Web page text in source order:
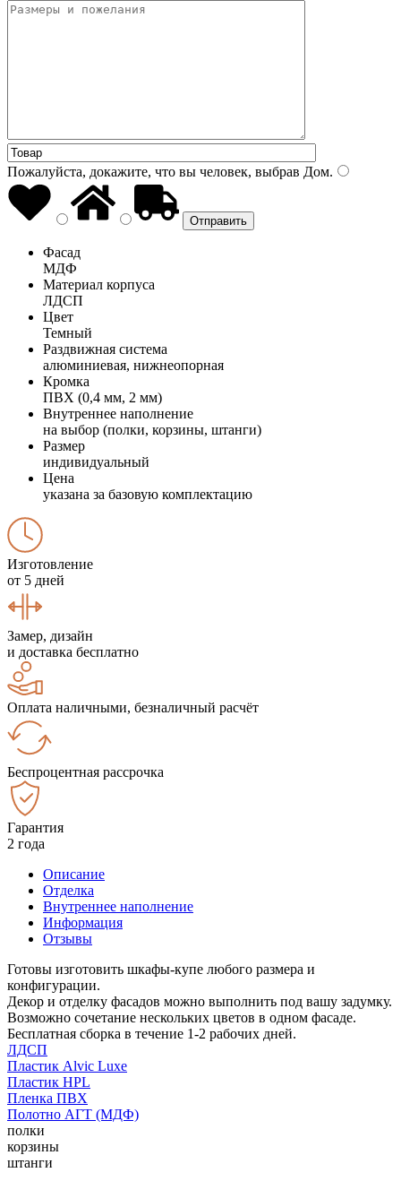
Пожалуйста, докажите, что вы человек, выбрав Дом.
Фасад
МДФ
Материал корпуса
ЛДСП
Цвет
Темный
Раздвижная система
алюминиевая, нижнеопорная
Кромка
ПВХ (0,4 мм, 2 мм)
Внутреннее наполнение
на выбор (полки, корзины, штанги)
Размер
индивидуальный
Цена
указана за базовую комплектацию
Изготовление
от 5 дней
Замер, дизайн
и доставка бесплатно
Оплата наличными, безналичный расчёт
Беспроцентная рассрочка
Гарантия
2 года
Описание
Отделка
Внутреннее наполнение
Информация
Отзывы
Готовы изготовить шкафы-купе любого размера и
конфигурации.
Декор и отделку фасадов можно выполнить под вашу задумку.
Возможно сочетание нескольких цветов в одном фасаде.
Бесплатная сборка в течение 1-2 рабочих дней.
ЛДСП
Пластик Alvic Luxe
Пластик HPL
Пленка ПВХ
Полотно АГТ (МДФ)
полки
корзины
штанги